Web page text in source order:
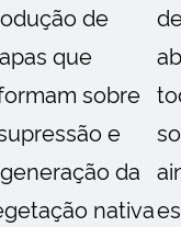
de
que
sobre
e
da
nativa